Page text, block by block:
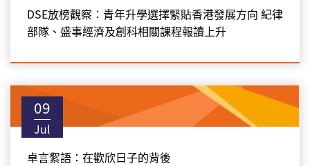
DSE放榜觀察：青年升學選擇緊貼香港發展方向 紀律
部隊、盛事經濟及創科相關課程報讀上升
09
Jul
卓言絮語：在歡欣日子的背後